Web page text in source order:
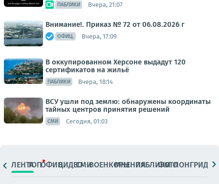
ПАБЛИКИ Вчера, 21:07
Внимание!. Приказ № 72 от 06.08.2026 г
ОФИЦ. Вчера, 17:09
В оккупированном Херсоне выдадут 120
сертификатов на жильё
ПАБЛИКИ Вчера, 18:14
ВСУ ушли под землю: обнаружены координаты
тайных центров принятия решений
СМИ Сегодня, 01:03
ЛЕНТАТОПОФИЦ.ВИДЕОСМИВОЕНКОРЫМНЕНИЯПАБЛИКИ
ФОТОЛОНГРИДЫ